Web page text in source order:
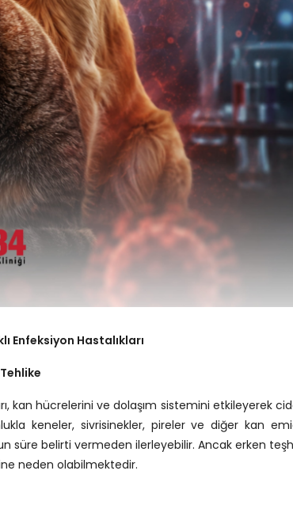
Enfeksiyon Hastalıkları
kan hücrelerini ve dolaşım sistemini etkileyerek
keneler, sivrisinekler, pireler ve diğer kan
süre belirti vermeden ilerleyebilir. Ancak erken
neden olabilmektedir.